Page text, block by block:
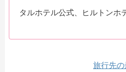
タルホテル公式、ヒルトンホ
旅行先